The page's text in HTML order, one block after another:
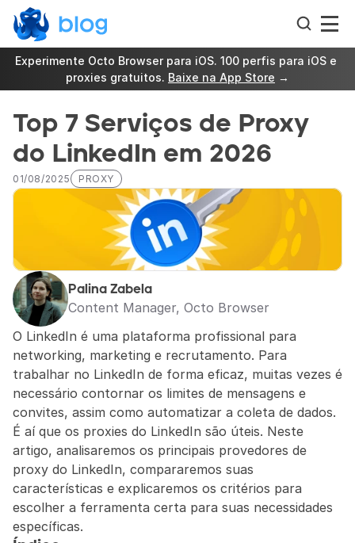
Experimente Octo Browser para iOS. 100 perfis para iOS e
proxies gratuitos. Baixe na App Store →
Top 7 Serviços de Proxy
do LinkedIn em 2026
01/08/2025 PROXY
Palina Zabela
Content Manager, Octo Browser
O LinkedIn é uma plataforma profissional para
networking, marketing e recrutamento. Para
trabalhar no LinkedIn de forma eficaz, muitas vezes é
necessário contornar os limites de mensagens e
convites, assim como automatizar a coleta de dados.
É aí que os proxies do LinkedIn são úteis. Neste
artigo, analisaremos os principais provedores de
proxy do LinkedIn, compararemos suas
características e explicaremos os critérios para
escolher a ferramenta certa para suas necessidades
específicas.